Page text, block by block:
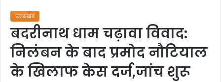
उत्तराखंड
बदरीनाथ धाम चढ़ावा विवाद:
निलंबन के बाद प्रमोद नौटियाल
के खिलाफ केस दर्ज,जांच शुरू